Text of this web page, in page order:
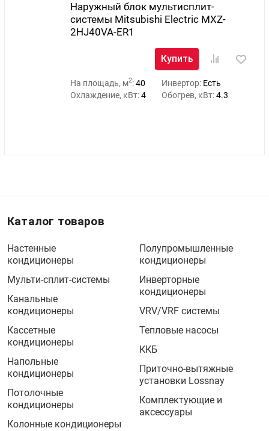
Наружный блок мультисплит-
системы Mitsubishi Electric MXZ-
2HJ40VA-ER1
Купить
На площадь, м2:40 Инвертор: Есть
Охлаждение, кВт:4 Обогрев, кВт:4.3
Каталог товаров
Настенные
кондиционеры
Мульти-сплит-системы
Канальные
кондиционеры
Кассетные
кондиционеры
Напольные
кондиционеры
Потолочные
кондиционеры
Колонные кондиционеры
Полупромышленные
кондиционеры
Инверторные
кондиционеры
VRV/VRF системы
Тепловые насосы
ККБ
Приточно-вытяжные
установки Lossnay
Комплектующие и
аксессуары